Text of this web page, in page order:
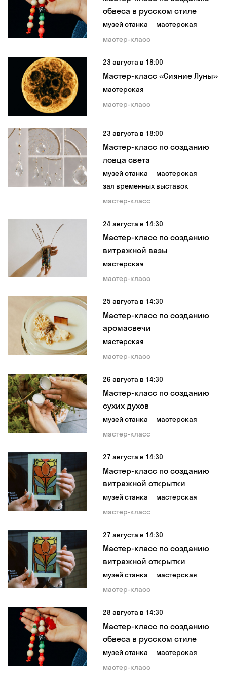
обвеса в русском стиле
музей станка
мастерская
мастер-класс
23 августа в 18:00
Мастер-класс «Сияние Луны»
мастерская
мастер-класс
23 августа в 18:00
Мастер-класс по созданию
ловца света
музей станка
мастерская
зал временных выставок
мастер-класс
24 августа в 14:30
Мастер-класс по созданию
витражной вазы
мастерская
мастер-класс
25 августа в 14:30
Мастер-класс по созданию
аромасвечи
мастерская
мастер-класс
26 августа в 14:30
Мастер-класс по созданию
сухих духов
музей станка
мастерская
мастер-класс
27 августа в 14:30
Мастер-класс по созданию
витражной открытки
музей станка
мастерская
мастер-класс
27 августа в 14:30
Мастер-класс по созданию
витражной открытки
музей станка
мастерская
мастер-класс
28 августа в 14:30
Мастер-класс по созданию
обвеса в русском стиле
музей станка
мастерская
мастер-класс